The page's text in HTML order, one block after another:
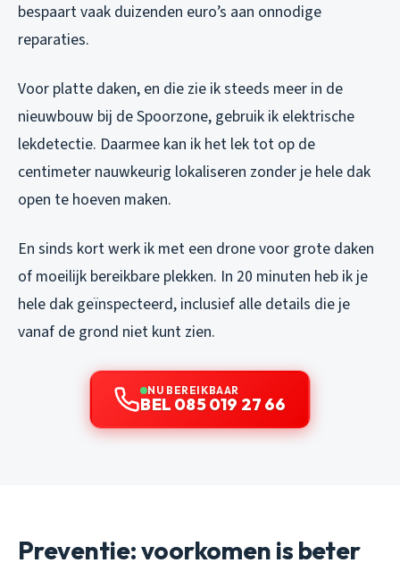
bespaart vaak duizenden euro’s aan onnodige
reparaties.
Voor platte daken, en die zie ik steeds meer in de
nieuwbouw bij de Spoorzone, gebruik ik elektrische
lekdetectie. Daarmee kan ik het lek tot op de
centimeter nauwkeurig lokaliseren zonder je hele dak
open te hoeven maken.
En sinds kort werk ik met een drone voor grote daken
of moeilijk bereikbare plekken. In 20 minuten heb ik je
hele dak geïnspecteerd, inclusief alle details die je
vanaf de grond niet kunt zien.
NU BEREIKBAAR
BEL 085 019 27 66
Preventie: voorkomen is beter